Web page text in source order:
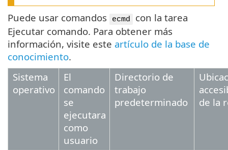
Puede usar comandos
ecmd
con la tarea
Ejecutar comando. Para obtener más
información, visite este artículo de la base de
conocimiento.
Sistema
operativo
El
comando
se
ejecutara
como
usuario
Directorio de
trabajo
predeterminado
de la